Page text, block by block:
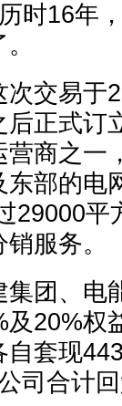
历时16年
交易于
正式订
商之一
部的电
29000平
服务。
团、电
20%权
套现
司合计